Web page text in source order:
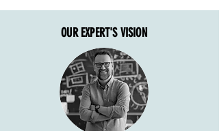
OUR EXPERT'S VISION